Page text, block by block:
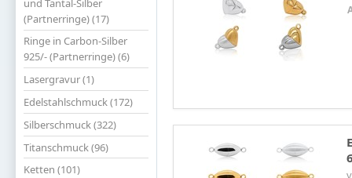
und Tantal-Silber
(Partnerringe) (17)
Ringe in Carbon-Silber
925/- (Partnerringe) (6)
Lasergravur (1)
Edelstahlschmuck (172)
Silberschmuck (322)
Titanschmuck (96)
Ketten (101)